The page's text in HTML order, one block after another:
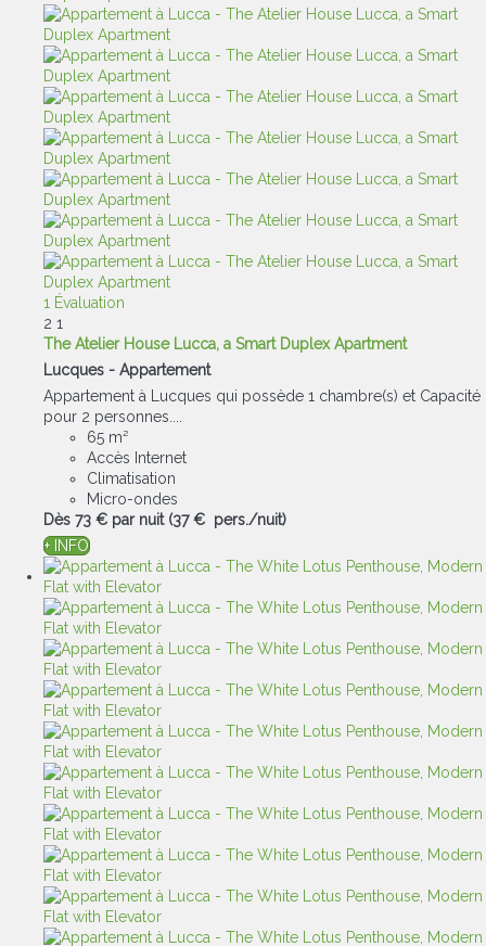
1 Évaluation
2 1
The Atelier House Lucca, a Smart Duplex Apartment
Lucques - Appartement
Appartement à Lucques qui possède 1 chambre(s) et Capacité
pour 2 personnes....
65 m²
Accès Internet
Climatisation
Micro-ondes
Dès 73 € par nuit (37 € pers./nuit)
+ INFO